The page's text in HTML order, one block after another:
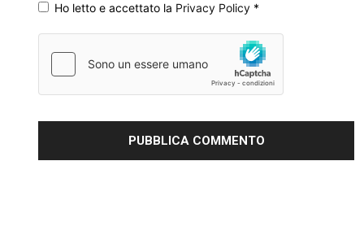
Ho letto e accettato la Privacy Policy *